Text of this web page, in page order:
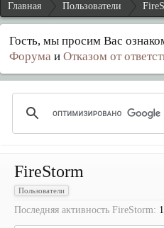
Главная Пользователи
Гость, мы просим Вас
Форума и Отказом от
FireStorm
Пользователи
Последняя активность FireStorm: